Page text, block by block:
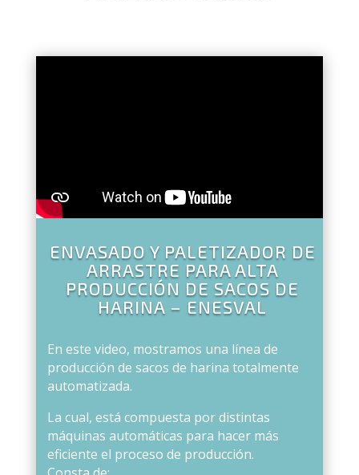
ENVASADO Y PALETIZADOR DE
ARRASTRE PARA ALTA
PRODUCCIÓN DE SACOS DE
HARINA – ENESVAL
En este video, mostramos una línea de
producción de sacos de harina totalmente
automatizada.
La cual, está compuesta por distintas
máquinas automáticas para hacer más
eficiente el proceso de producción.